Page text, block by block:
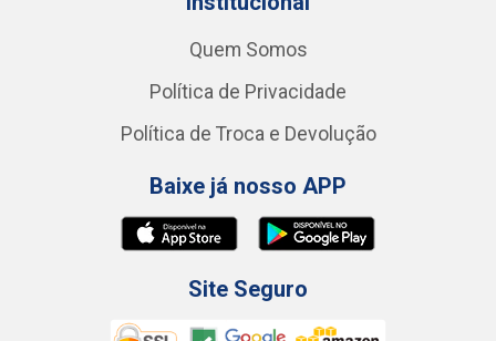
Quem Somos
Política de Privacidade
Política de Troca e Devolução
Baixe já nosso APP
Site Seguro